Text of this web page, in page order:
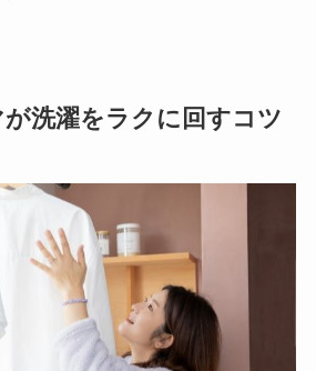
洗濯をラクに回すコツ